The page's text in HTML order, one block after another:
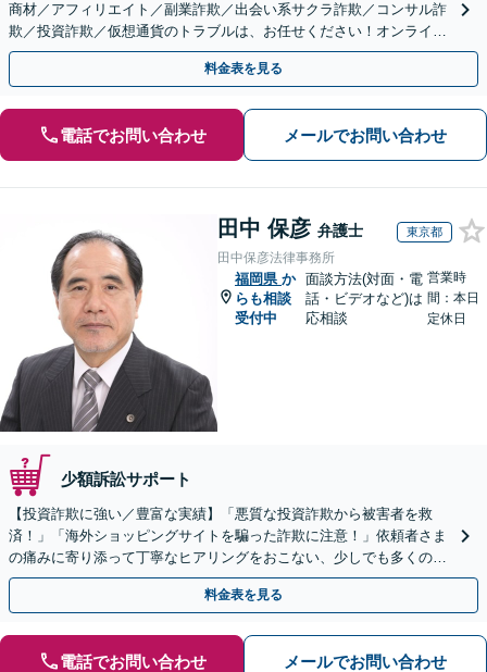
商材／アフィリエイト／副業詐欺／出会い系サクラ詐欺／コンサル詐
欺／投資詐欺／仮想通貨のトラブルは、お任せください！オンライン
のみで解決も可能！
料金表を見る
電話でお問い合わせ メールでお問い合わせ
田中 保彦 弁護士 東京都
田中保彦法律事務所
福岡県 か
らも相談
受付中
面談方法(対面・電
話・ビデオなど)は
応相談
営業時
間：本日
定休日
少額訴訟サポート
【投資詐欺に強い／豊富な実績】「悪質な投資詐欺から被害者を救
済！」「海外ショッピングサイトを騙った詐欺に注意！」依頼者さま
の痛みに寄り添って丁寧なヒアリングをおこない、少しでも多くの返
金が得られるよう尽力します！
料金表を見る
電話でお問い合わせ メールでお問い合わせ